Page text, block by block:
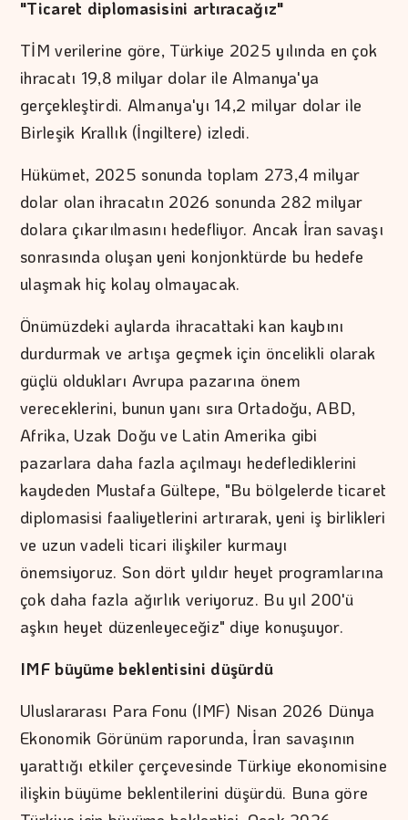
"Ticaret diplomasisini artıracağız"
TİM verilerine göre, Türkiye 2025 yılında en çok
ihracatı 19,8 milyar dolar ile Almanya'ya
gerçekleştirdi. Almanya'yı 14,2 milyar dolar ile
Birleşik Krallık (İngiltere) izledi.
Hükümet, 2025 sonunda toplam 273,4 milyar
dolar olan ihracatın 2026 sonunda 282 milyar
dolara çıkarılmasını hedefliyor. Ancak İran savaşı
sonrasında oluşan yeni konjonktürde bu hedefe
ulaşmak hiç kolay olmayacak.
Önümüzdeki aylarda ihracattaki kan kaybını
durdurmak ve artışa geçmek için öncelikli olarak
güçlü oldukları Avrupa pazarına önem
vereceklerini, bunun yanı sıra Ortadoğu, ABD,
Afrika, Uzak Doğu ve Latin Amerika gibi
pazarlara daha fazla açılmayı hedeflediklerini
kaydeden Mustafa Gültepe, "Bu bölgelerde ticaret
diplomasisi faaliyetlerini artırarak, yeni iş birlikleri
ve uzun vadeli ticari ilişkiler kurmayı
önemsiyoruz. Son dört yıldır heyet programlarına
çok daha fazla ağırlık veriyoruz. Bu yıl 200'ü
aşkın heyet düzenleyeceğiz" diye konuşuyor.
IMF büyüme beklentisini düşürdü
Uluslararası Para Fonu (IMF) Nisan 2026 Dünya
Ekonomik Görünüm raporunda, İran savaşının
yarattığı etkiler çerçevesinde Türkiye ekonomisine
ilişkin büyüme beklentilerini düşürdü. Buna göre